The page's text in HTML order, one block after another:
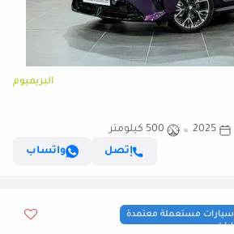
البريميوم
2025
500 كيلومتر
إتصل
واتساب
سيارات مستعملة معتمدة